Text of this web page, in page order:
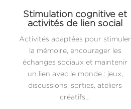
Stimulation cognitive et
activités de lien social
Activités adaptées pour stimuler
la mémoire, encourager les
échanges sociaux et maintenir
un lien avec le monde : jeux,
discussions, sorties, ateliers
créatifs…